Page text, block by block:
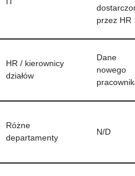
przez HR
HR / kierownicy
działów
Dane
nowego
Różne
departamenty
N/D